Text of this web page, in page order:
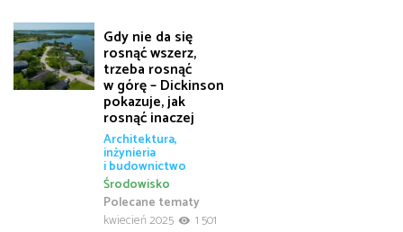
Gdy nie da się
rosnąć wszerz,
trzeba rosnąć
w górę – Dickinson
pokazuje, jak
rosnąć inaczej
Architektura,
inżynieria
i budownictwo
Polecane tematy
Środowisko
kwiecień 2025
1 501